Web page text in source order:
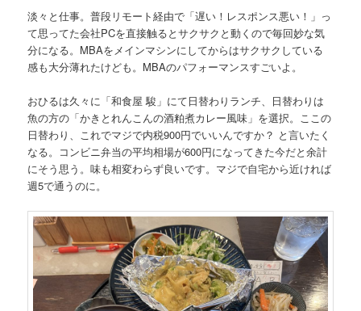
淡々と仕事。普段リモート経由で「遅い！レスポンス悪い！」っ
て思ってた会社PCを直接触るとサクサクと動くので毎回妙な気
分になる。MBAをメインマシンにしてからはサクサクしている
感も大分薄れたけども。MBAのパフォーマンスすごいよ。
おひるは久々に「和食屋 駿」にて日替わりランチ、日替わりは
魚の方の「かきとれんこんの酒粕煮カレー風味」を選択。ここの
日替わり、これでマジで内税900円でいいんですか？ と言いたく
なる。コンビニ弁当の平均相場が600円になってきた今だと余計
にそう思う。味も相変わらず良いです。マジで自宅から近ければ
週5で通うのに。